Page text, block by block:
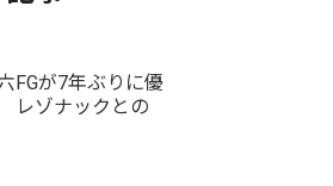
FGが7年ぶりに優
ゾナックとの